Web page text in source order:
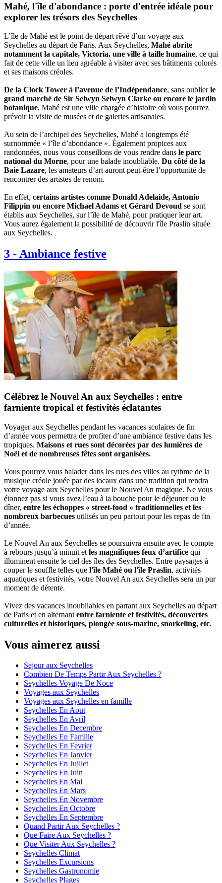
Mahé, l'île d'abondance : porte d'entrée idéale pour
explorer les trésors des Seychelles
L’île de Mahé est le point de départ rêvé d’un voyage aux
Seychelles au départ de Paris. Aux Seychelles, Mahé abrite
notamment la capitale, Victoria, une ville à taille humaine, ce qui
fait de cette ville un lieu agréable à visiter avec ses bâtiments colorés
et ses maisons créoles.
De la Clock Tower à l’avenue de l’Indépendance, sans oublierle
grand marché de Sir Selwyn Selwyn Clarke ou encore le jardin
botanique, Mahé est une ville chargée d’histoire où vous pourrez
prévoir la visite de musées et de galeries artisanales.
Au sein de l’archipel des Seychelles, Mahé a longtemps été
surnommée « l’île d’abondance ». Également propices aux
randonnées, nous vous conseillons de vous rendre dans le parc
national du Morne, pour une balade inoubliable. Du côté de la
Baie Lazare, les amateurs d’art auront peut-être l’opportunité de
rencontrer des artistes de renom.
En effet, certains artistes comme Donald Adelaide, Antonio
Filippin ou encore Michael Adams et Gérard Devoud se sont
établis aux Seychelles, sur l’île de Mahé, pour pratiquer leur art.
Vous aurez également la possibilité de découvrir l'île Praslin située
aux Seychelles.
3 -Ambiance festive
Célébrez le Nouvel An aux Seychelles : entre
farniente tropical et festivités éclatantes
Voyager aux Seychelles pendant les vacances scolaires de fin
d’année vous permettra de profiter d’une ambiance festive dans les
tropiques. Maisons et rues sont décorées par des lumières de
Noël et de nombreuses fêtes sont organisées.
Vous pourrez vous balader dans les rues des villes au rythme de la
musique créole jouée par des locaux dans une tradition qui rendra
votre voyage aux Seychelles pour le Nouvel An magique. Ne vous
étonnez pas si vous avez l’eau à la bouche pour le déjeuner ou le
dîner, entre les échoppes « street-food » traditionnelles et les
nombreux barbecues utilisés un peu partout pour les repas de fin
d’année.
Le Nouvel An aux Seychelles se poursuivra ensuite avec le compte
à rebours jusqu’à minuit et les magnifiques feux d’artifice qui
illuminent ensuite le ciel des îles des Seychelles. Entre paysages à
couper le souffle telles que l'île Mahé ou l'île Praslin, activités
aquatiques et festivités, votre Nouvel An aux Seychelles sera un pur
moment de détente.
Vivez des vacances inoubliables en partant aux Seychelles au départ
de Paris et en alternant entre farniente et festivités, découvertes
culturelles et historiques, plongée sous-marine, snorkeling, etc.
Vous aimerez aussi
Sejour aux Seychelles
Combien De Temps Partir Aux Seychelles ?
Seychelles Voyage De Noce
Voyages aux Seychelles
Voyages aux Seychelles en famille
Seychelles En Aout
Seychelles En Avril
Seychelles En Decembre
Seychelles En Famille
Seychelles En Fevrier
Seychelles En Janvier
Seychelles En Juillet
Seychelles En Juin
Seychelles En Mai
Seychelles En Mars
Seychelles En Novembre
Seychelles En Octobre
Seychelles En Septembre
Quand Partir Aux Seychelles ?
Que Faire Aux Seychelles ?
Que Visiter Aux Seychelles ?
Seychelles Climat
Seychelles Excursions
Seychelles Gastronomie
Seychelles Plages